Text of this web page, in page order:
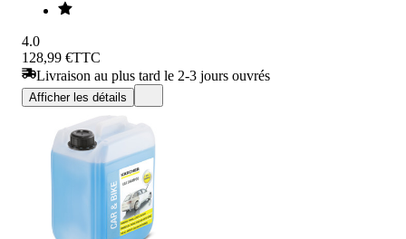
4.0
128,99 €TTC
Livraison au plus tard le 2-3 jours ouvrés
Afficher les détails